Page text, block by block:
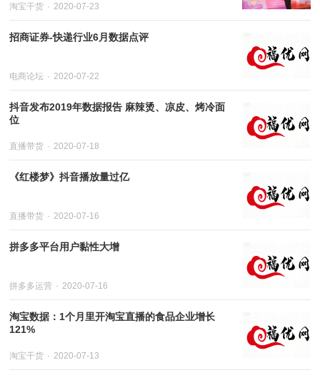
淘宝干货 2020-07-23
招商证券-快递行业6月数据点评
电商论坛 2020-07-22
抖音发布2019年数据报告 麻辣烫、凉皮、烤冷面
位
直播带货 2020-07-18
《红楼梦》抖音播放量过亿
直播带货 2020-07-16
拼多多平台用户黏性大增
拼多多运营 2020-07-16
淘宝数据：1个月里开淘宝直播的食品企业增长
121%
淘宝干货 2020-07-13